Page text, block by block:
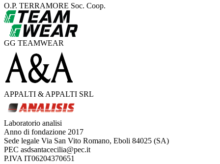
O.P. TERRAMORE Soc. Coop.
GG TEAMWEAR
APPALTI & APPALTI SRL
Laboratorio analisi
Anno di fondazione 2017
Sede legale Via San Vito Romano, Eboli 84025 (SA)
PEC asdsantacecilia@pec.it
P.IVA IT06204370651